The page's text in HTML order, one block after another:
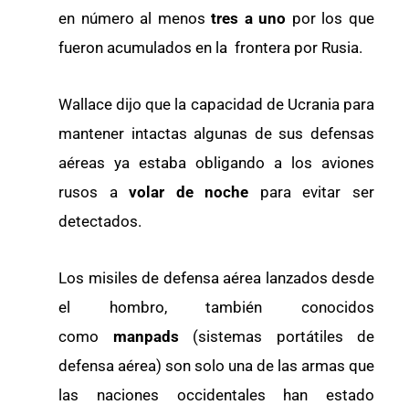
en número al menostres a uno por los que
fueron acumulados en la frontera por Rusia.
Wallace dijo que la capacidad de Ucrania para
mantener intactas algunas de sus defensas
aéreas ya estaba obligando a los aviones
rusos avolar de noche para evitar ser
detectados.
Los misiles de defensa aérea lanzados desde
el hombro, también conocidos
como manpads (sistemas portátiles de
defensa aérea) son solo una de las armas que
las naciones occidentales han estado